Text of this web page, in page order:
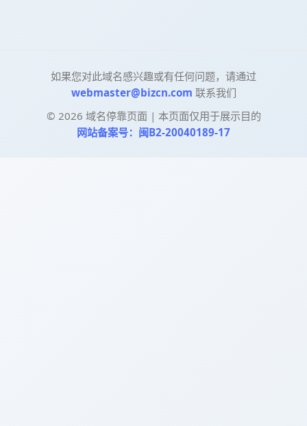
如果您对此域名感兴趣或有任何问题，请通过
webmaster@bizcn.com 联系我们
© 2026 域名停靠页面 | 本页面仅用于展示目的
网站备案号：闽B2-20040189-17